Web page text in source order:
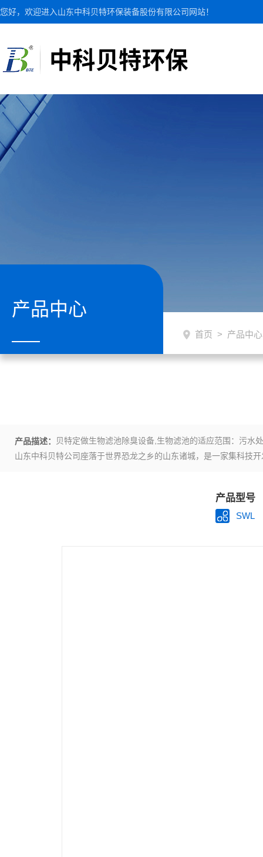
您好，欢迎进入山东中科贝特环保装备股份有限公司网站！
产品中心
首页 > 产品中心
产品描述：
贝特定做生物滤池除臭设备,生物滤池的适应范围：污水
山东中科贝特公司座落于世界恐龙之乡的山东诸城，是一家集科技
产品型号
SWL